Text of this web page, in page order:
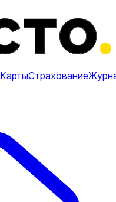
КартыСтрахование